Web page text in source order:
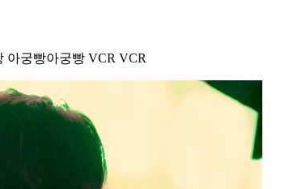
궁빵아궁빵 VCR VCR